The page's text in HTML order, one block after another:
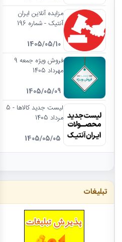
مزایده آنلاین ایران
آنتیک - شماره 196
1405/05/10
فروش ویژه جمعه 9
مهرداد 1405
1405/05/09
لیست جدید کالاها - 5
مرداد 1405
1405/05/05
تبلیغات